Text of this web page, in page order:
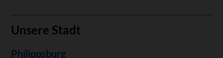
Unsere Stadt
Navigation
Philippsburg